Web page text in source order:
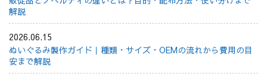
解説
2026.06.15
ぬいぐるみ製作ガイド｜種類・サイズ・OEMの流れから費用の目
安まで解説